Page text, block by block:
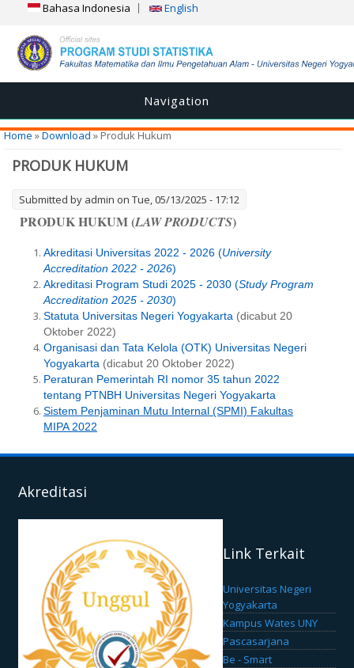
Bahasa Indonesia English
Navigation
You are here
Home »Download » Produk Hukum
PRODUK HUKUM
Submitted by admin on Tue, 05/13/2025 - 17:12
PRODUK HUKUM (LAW PRODUCTS)
Akreditasi Universitas 2022 - 2026 (University
Accreditation 2022 - 2026)
Akreditasi Program Studi 2025 - 2030 (Study Program
Accreditation 2025 - 2030)
Statuta Universitas Negeri Yogyakarta (dicabut 20
Oktober 2022)
Organisasi dan Tata Kelola (OTK) Universitas Negeri
Yogyakarta (dicabut 20 Oktober 2022)
Peraturan Pemerintah RI nomor 35 tahun 2022
tentang PTNBH Universitas Negeri Yogyakarta
Sistem Penjaminan Mutu Internal (SPMI) Fakultas
MIPA 2022
Akreditasi
Link Terkait
Universitas Negeri
Yogyakarta
Kampus Wates UNY
Pascasarjana
Be - Smart